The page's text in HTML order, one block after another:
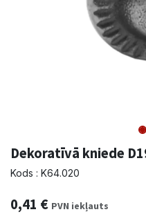
Dekoratīvā kniede
Kods : K64.020
0,41 € PVN iekļauts